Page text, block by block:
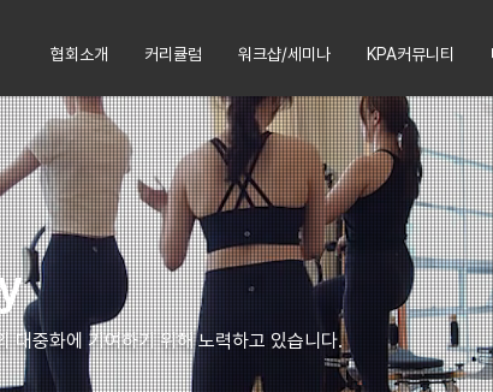
협회소개 커리큘럼 워크샵/세미나 KPA커뮤니티
대중화에 기여하기 위해 노력하고 있습니다.